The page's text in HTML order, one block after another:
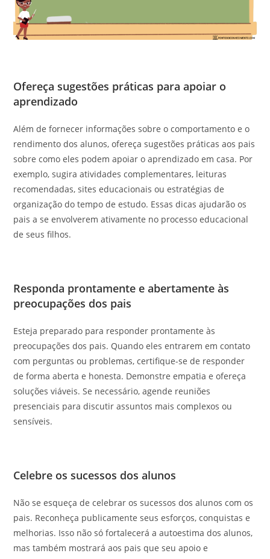
Ofereça sugestões práticas para apoiar o
aprendizado
Além de fornecer informações sobre o comportamento e o
rendimento dos alunos, ofereça sugestões práticas aos pais
sobre como eles podem apoiar o aprendizado em casa. Por
exemplo, sugira atividades complementares, leituras
recomendadas, sites educacionais ou estratégias de
organização do tempo de estudo. Essas dicas ajudarão os
pais a se envolverem ativamente no processo educacional
de seus filhos.
Responda prontamente e abertamente às
preocupações dos pais
Esteja preparado para responder prontamente às
preocupações dos pais. Quando eles entrarem em contato
com perguntas ou problemas, certifique-se de responder
de forma aberta e honesta. Demonstre empatia e ofereça
soluções viáveis. Se necessário, agende reuniões
presenciais para discutir assuntos mais complexos ou
sensíveis.
Celebre os sucessos dos alunos
Não se esqueça de celebrar os sucessos dos alunos com os
pais. Reconheça publicamente seus esforços, conquistas e
melhorias. Isso não só fortalecerá a autoestima dos alunos,
mas também mostrará aos pais que seu apoio e